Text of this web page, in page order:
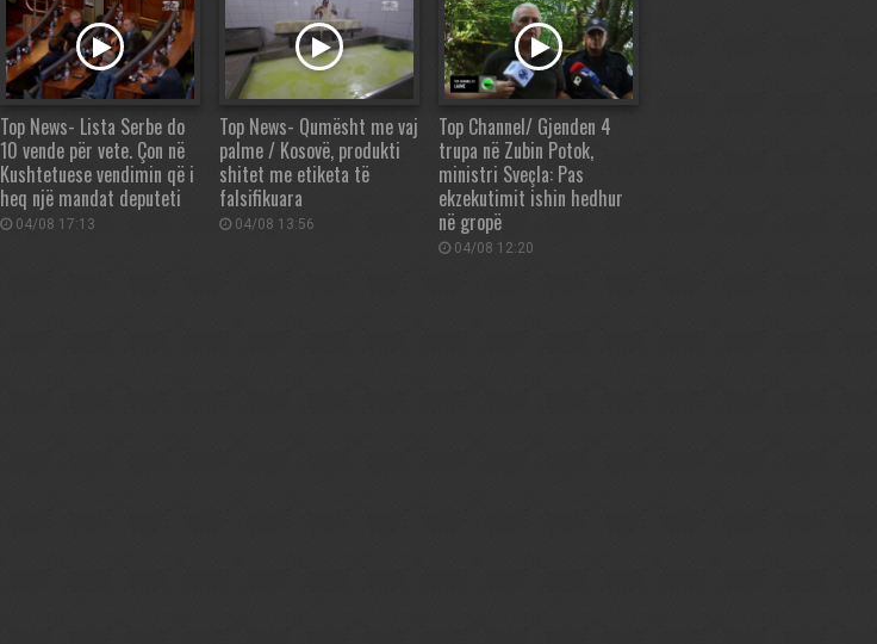
Top News- Lista Serbe do
10 vende për vete. Çon në
Kushtetuese vendimin që i
heq një mandat deputeti
04/08 17:13
Top News- Qumësht me vaj
palme / Kosovë, produkti
shitet me etiketa të
falsifikuara
04/08 13:56
Top Channel/ Gjenden 4
trupa në Zubin Potok,
ministri Sveçla: Pas
ekzekutimit ishin hedhur
në gropë
04/08 12:20